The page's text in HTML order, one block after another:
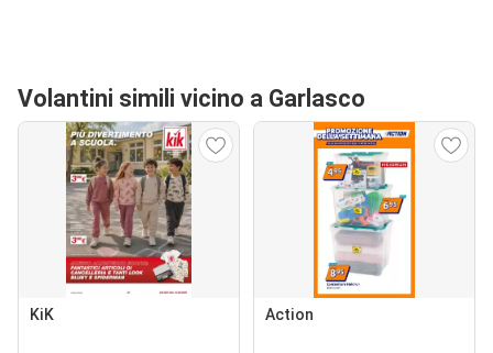
Volantini simili vicino a Garlasco
KiK Action